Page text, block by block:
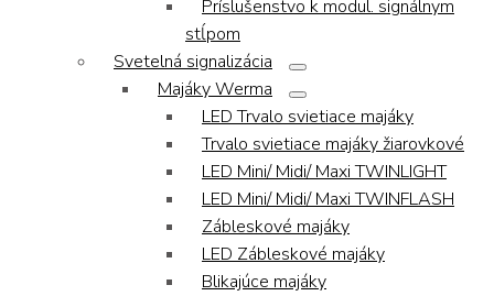
Príslušenstvo k modul. signálnym
stĺpom
Svetelná signalizácia
Majáky Werma
LED Trvalo svietiace majáky
Trvalo svietiace majáky žiarovkové
LED Mini/ Midi/ Maxi TWINLIGHT
LED Mini/ Midi/ Maxi TWINFLASH
Zábleskové majáky
LED Zábleskové majáky
Blikajúce majáky